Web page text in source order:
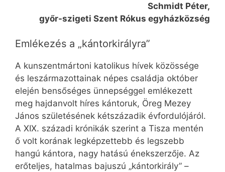
Schmidt Péter,
győr-szigeti Szent Rókus egyházközség
Emlékezés a „kántorkirályra”
A kunszentmártoni katolikus hívek közössége
és leszármazottainak népes családja október
elején bensőséges ünnepséggel emlékezett
meg hajdanvolt híres kántoruk, Öreg Mezey
János születésének kétszázadik évfordulójáról.
A XIX. századi krónikák szerint a Tisza mentén
ő volt korának legképzettebb és legszebb
hangú kántora, nagy hatású énekszerzője. Az
erőteljes, hatalmas bajuszú „kántorkirály” –